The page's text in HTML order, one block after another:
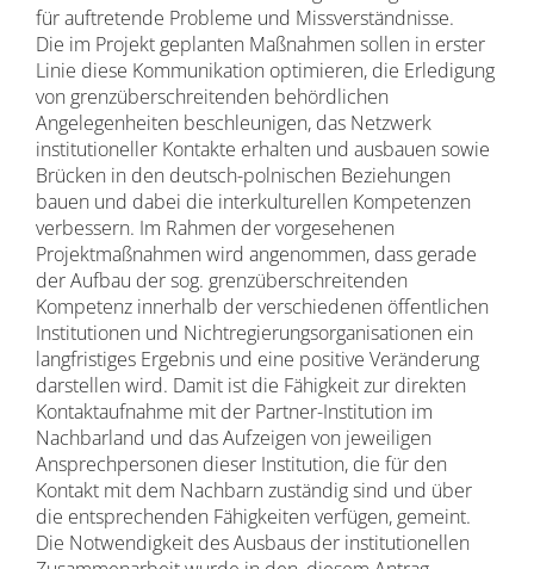
für auftretende Probleme und Missverständnisse.
Die im Projekt geplanten Maßnahmen sollen in erster
Linie diese Kommunikation optimieren, die Erledigung
von grenzüberschreitenden behördlichen
Angelegenheiten beschleunigen, das Netzwerk
institutioneller Kontakte erhalten und ausbauen sowie
Brücken in den deutsch-polnischen Beziehungen
bauen und dabei die interkulturellen Kompetenzen
verbessern. Im Rahmen der vorgesehenen
Projektmaßnahmen wird angenommen, dass gerade
der Aufbau der sog. grenzüberschreitenden
Kompetenz innerhalb der verschiedenen öffentlichen
Institutionen und Nichtregierungsorganisationen ein
langfristiges Ergebnis und eine positive Veränderung
darstellen wird. Damit ist die Fähigkeit zur direkten
Kontaktaufnahme mit der Partner-Institution im
Nachbarland und das Aufzeigen von jeweiligen
Ansprechpersonen dieser Institution, die für den
Kontakt mit dem Nachbarn zuständig sind und über
die entsprechenden Fähigkeiten verfügen, gemeint.
Die Notwendigkeit des Ausbaus der institutionellen